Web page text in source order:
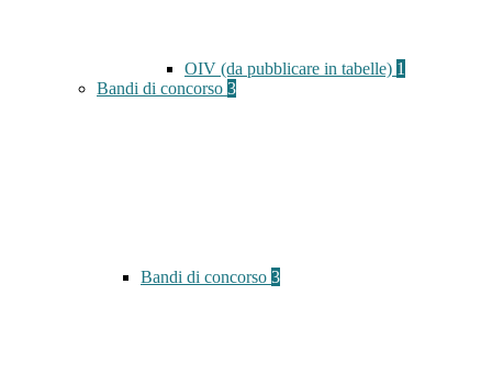
OIV (da pubblicare in tabelle) 1
Bandi di concorso 3
Bandi di concorso 3